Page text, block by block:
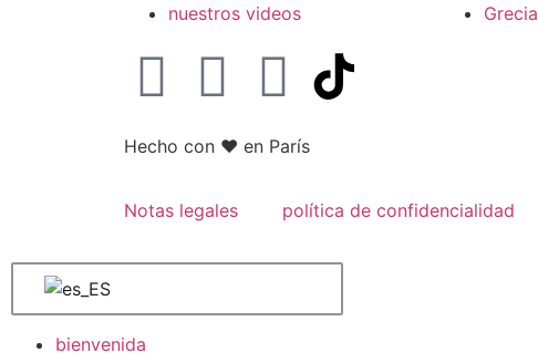
nuestros videos
Grecia
Hecho con ❤ en París
Notas legales política de confidencialidad
bienvenida